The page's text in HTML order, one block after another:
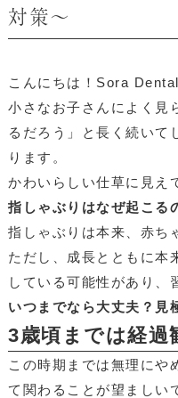
対策〜
こんにちは！Sora
小さなお子さんによく見
るだろう」と長く続いて
ります。
かわいらしい仕草に見え
指しゃぶりはなぜ起こる
指しゃぶりは本来、赤ち
ただし、成長とともに本
している可能性があり、
いつまでなら大丈夫？見
3歳頃までは経過
この時期までは無理にや
て関わることが望ましい